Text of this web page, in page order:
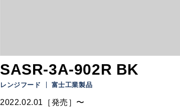
SASR-3A-902R BK
レンジフード 富士工業製品
2022.02.01［発売］〜